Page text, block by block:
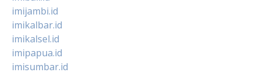
imijambi.id
imikalbar.id
imikalsel.id
imipapua.id
imisumbar.id